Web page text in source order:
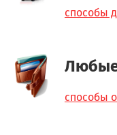
способы
способы